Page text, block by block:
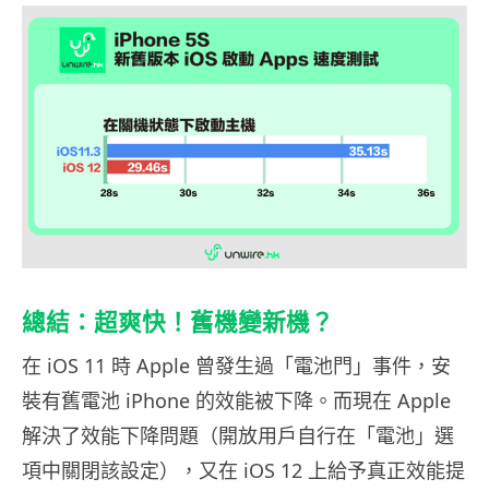
總結：超爽快！舊機變新機？
在 iOS 11 時 Apple 曾發生過「電池門」事件，安
裝有舊電池 iPhone 的效能被下降。而現在 Apple
解決了效能下降問題（開放用戶自行在「電池」選
項中關閉該設定），又在 iOS 12 上給予真正效能提